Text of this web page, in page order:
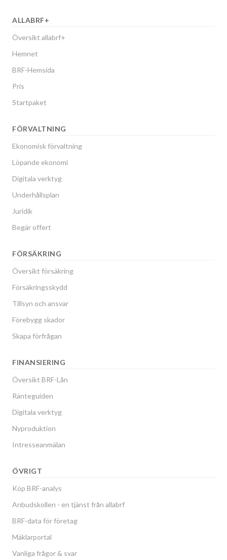
ALLABRF+
Översikt allabrf+
Hemnet
BRF-Hemsida
Pris
Startpaket
FÖRVALTNING
Ekonomisk förvaltning
Löpande ekonomi
Digitala verktyg
Underhållsplan
Juridik
Begär offert
FÖRSÄKRING
Översikt försäkring
Försäkringsskydd
Tillsyn och ansvar
Förebygg skador
Skapa förfrågan
FINANSIERING
Översikt BRF-Lån
Ränteguiden
Digitala verktyg
Nyproduktion
Intresseanmälan
ÖVRIGT
Köp BRF-analys
Anbudskollen - en tjänst från allabrf
BRF-data för företag
Mäklarportal
Vanliga frågor & svar